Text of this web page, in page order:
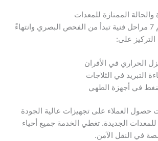
الممتازة للمعدات
تشمل عملية التقييم 7 مراحل فنية تبدأ من الفحص البصري وانتهاءً
التركيز على:
الحراري في الأفران
التبريد في الثلاجات
في أجهزة الطهي
حصول العملاء على تجهيزات عالية الجودة
للمعدات الجديدة. تغطي الخدمة جميع أحياء
في النقل الآمن.